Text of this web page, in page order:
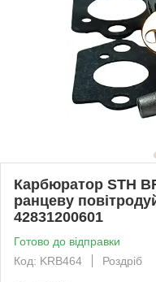
Карбюратор STH
ранцеву
42831200601
Готово до відправки
Код: KRB464
Роздріб